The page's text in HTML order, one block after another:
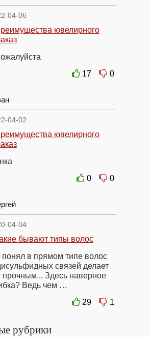
04-06
ювелирного
17
0
04-02
ювелирного
0
0
04-04
бывают типы волос
в прямом типе волос
связей делает
прочным... Здесь наверное
Ведь чем …
29
1
рубрики